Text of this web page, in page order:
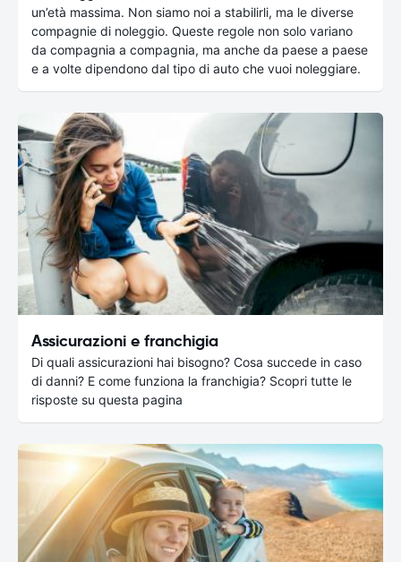
un’età massima. Non siamo noi a stabilirli, ma le diverse
compagnie di noleggio. Queste regole non solo variano
da compagnia a compagnia, ma anche da paese a paese
e a volte dipendono dal tipo di auto che vuoi noleggiare.
Assicurazioni e franchigia
Di quali assicurazioni hai bisogno? Cosa succede in caso
di danni? E come funziona la franchigia? Scopri tutte le
risposte su questa pagina